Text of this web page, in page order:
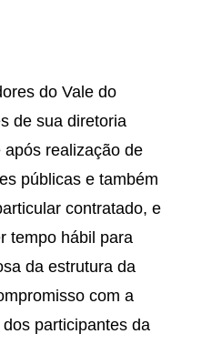
do Vale do
de sua diretoria
realização de
públicas e também
contratado, e
tempo hábil para
da estrutura da
com a
participantes da